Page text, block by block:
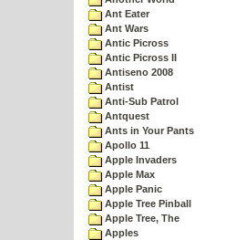
Ant Eater
Ant Wars
Antic Picross
Antic Picross II
Antiseno 2008
Antist
Anti-Sub Patrol
Antquest
Ants in Your Pants
Apollo 11
Apple Invaders
Apple Max
Apple Panic
Apple Tree Pinball
Apple Tree, The
Apples